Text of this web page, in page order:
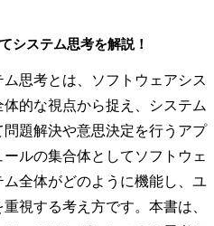
システム思考を解説！
思考とは、ソフトウェアシス
的な視点から捉え、システム
題解決や意思決定を行うアプ
ルの集合体としてソフトウェ
全体がどのように機能し、ユ
視する考え方です。本書は、